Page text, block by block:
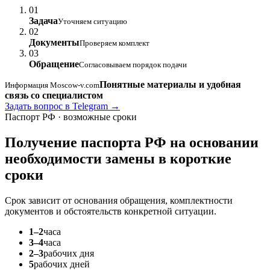
01
ЗадачаУточняем ситуацию
02
ДокументыПроверяем комплект
03
ОбращениеСогласовываем порядок подачи
Информация Moscow-v.comПонятные материалы и удобная
связь со специалистом
Задать вопрос в Telegram →
Паспорт РФ · возможные сроки
Получение паспорта РФ на основании
необходимости замены в короткие
сроки
Срок зависит от основания обращения, комплектности
документов и обстоятельств конкретной ситуации.
1–2часа
3–4часа
2–3рабочих дня
5рабочих дней